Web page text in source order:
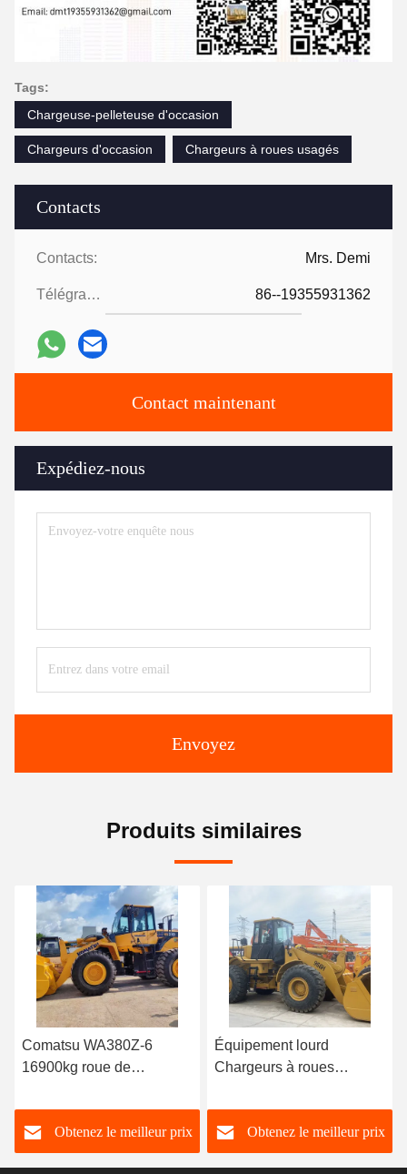
Contacts
Contacts: Mrs. Demi
Télégramme: 86--19355931362
Contact maintenant
Expédiez-nous
Envoyez
Tags:
Chargeuse-pelleteuse d'occasion
Chargeurs d'occasion Chargeurs à roues usagés
Produits similaires
Équipement lourd
Chargeurs à roues
roues d'occasion pour
chats Cat 966H
Obtenez le meilleur prix
Travail de terrassement
63kw Chargeur
7370kg Chargeur de
remorqueuse d'occasion
Obtenez le meilleur prix